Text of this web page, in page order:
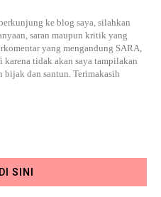
ke blog saya, silahkan
saran maupun kritik yang
yang mengandung SARA,
tidak akan saya tampilakan
dan santun. Terimakasih
SINI